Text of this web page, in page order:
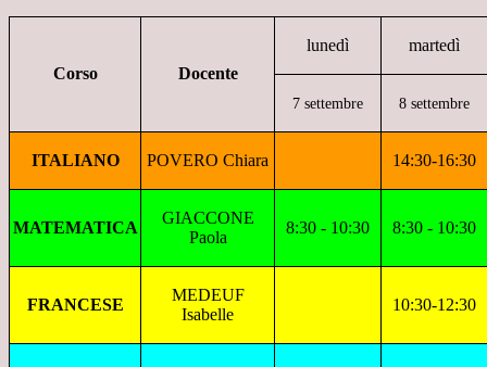
Corso Docente
lunedì martedì
7 settembre 8 settembre
ITALIANO POVERO Chiara 14:30-16:30
MATEMATICA
GIACCONE
Paola
8:30 - 10:30 8:30 - 10:30
FRANCESE
MEDEUF
Isabelle
10:30-12:30